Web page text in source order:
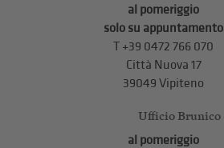
al pomeriggio
solo su appuntamento
T +39 0472 766 070
Città Nuova 17
39049 Vipiteno
Ufficio Brunico
al pomeriggio